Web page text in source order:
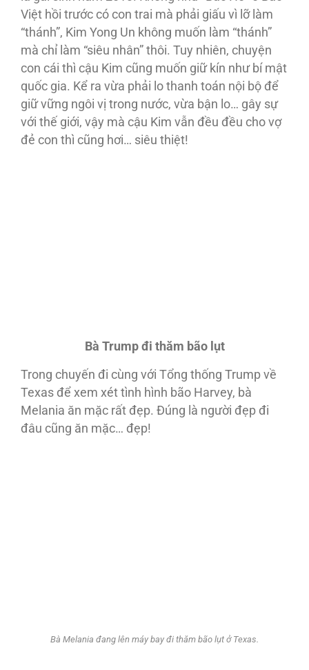
Việt hồi trước có con trai mà phải giấu vì lỡ làm
“thánh”, Kim Yong Un không muốn làm “thánh”
mà chỉ làm “siêu nhân” thôi. Tuy nhiên, chuyện
con cái thì cậu Kim cũng muốn giữ kín như bí mật
quốc gia. Kể ra vừa phải lo thanh toán nội bộ để
giữ vững ngôi vị trong nước, vừa bận lo… gây sự
với thế giới, vậy mà cậu Kim vẫn đều đều cho vợ
đẻ con thì cũng hơi… siêu thiệt!
Bà Trump đi thăm bão lụt
Trong chuyến đi cùng với Tổng thống Trump về
Texas để xem xét tình hình bão Harvey, bà
Melania ăn mặc rất đẹp. Ðúng là người đẹp đi
đâu cũng ăn mặc… đẹp!
Bà Melania đang lên máy bay đi thăm bão lụt ở Texas.